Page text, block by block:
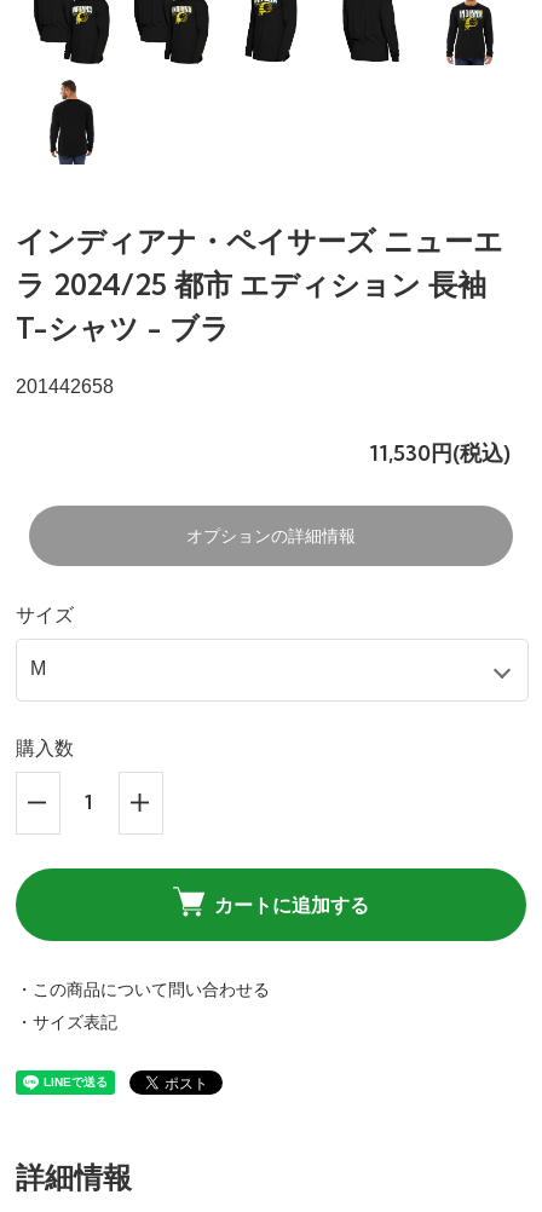
インディアナ・ペイサーズ ニューエ
ラ 2024/25 都市 エディション 長袖
T-シャツ - ブラ
201442658
11,530円(税込)
オプションの詳細情報
サイズ
購入数
カートに追加する
・この商品について問い合わせる
・サイズ表記
詳細情報